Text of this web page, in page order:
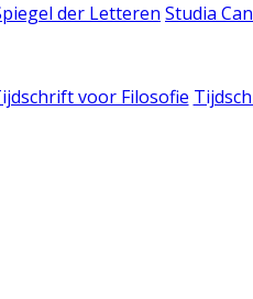
der Letteren Studia
voor Filosofie